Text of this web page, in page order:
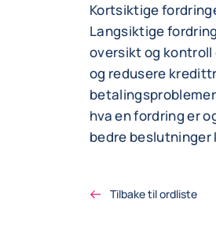
Kortsiktige
Langsiktige
oversikt og
og redusere
hva en fordring er
bedre
Tilbake til ordliste